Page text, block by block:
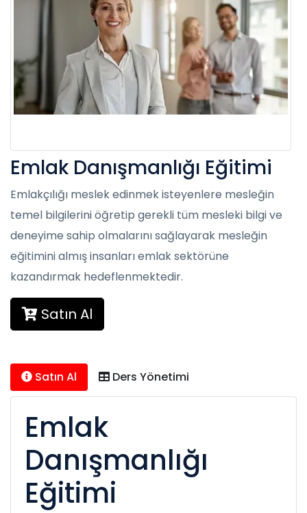
Emlak Danışmanlığı Eğitimi
Emlakçılığı meslek edinmek isteyenlere mesleğin
temel bilgilerini öğretip gerekli tüm mesleki bilgi ve
deneyime sahip olmalarını sağlayarak mesleğin
eğitimini almış insanları emlak sektörüne
kazandırmak hedeflenmektedir.
Satın Al
Satın Al Ders Yönetimi
Emlak
Danışmanlığı
Eğitimi